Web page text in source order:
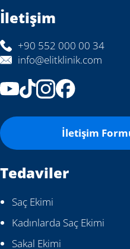
İletişim
+90 552 000 00 34
info@elitklinik.com
İletişim
Tedaviler
Saç Ekimi
Kadınlarda Saç Ekimi
Sakal Ekimi